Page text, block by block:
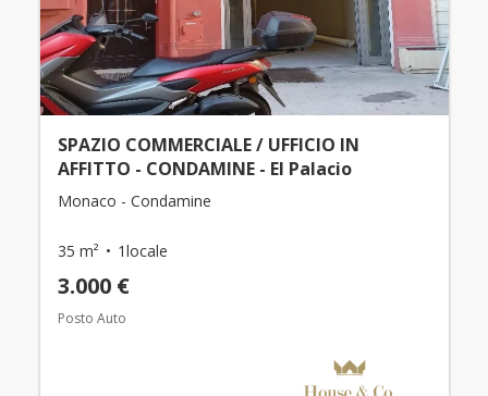
SPAZIO COMMERCIALE / UFFICIO IN
AFFITTO - CONDAMINE - El Palacio
Monaco - Condamine
35 m² 1locale
3.000 €
Posto Auto